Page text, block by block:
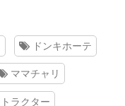
ドンキホーテ
ママチャリ
トラクター